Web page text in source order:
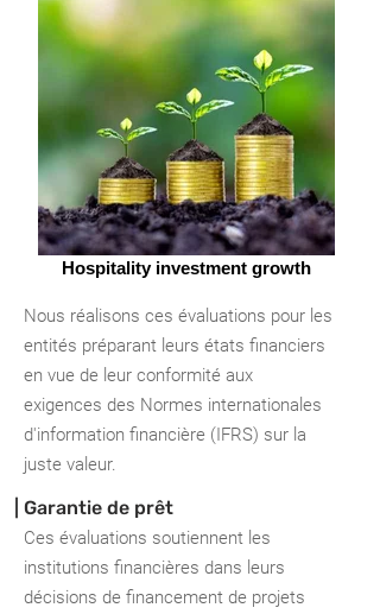
Hospitality investment growth
Nous réalisons ces évaluations pour les
entités préparant leurs états financiers
en vue de leur conformité aux
exigences des Normes internationales
d'information financière (IFRS) sur la
juste valeur.
| Garantie de prêt
Ces évaluations soutiennent les
institutions financières dans leurs
décisions de financement de projets